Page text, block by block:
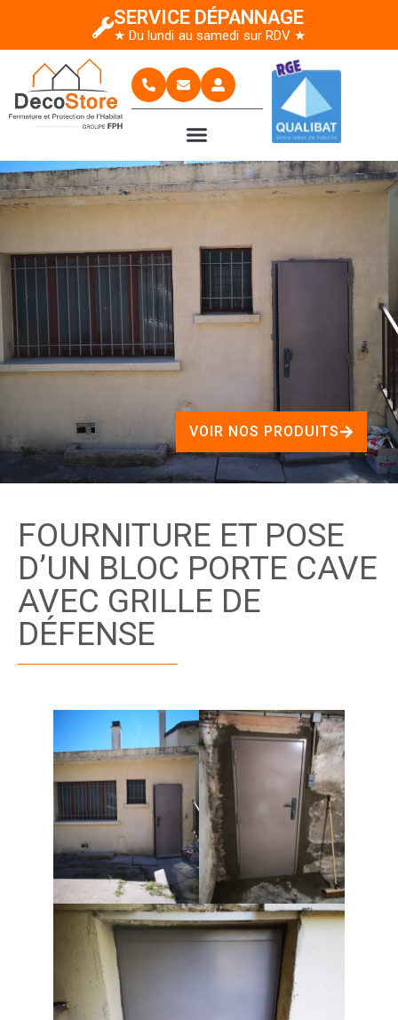
SERVICE DÉPANNAGE
★ Du lundi au samedi sur RDV ★
VOIR NOS PRODUITS
FOURNITURE ET POSE
D’UN BLOC PORTE CAVE
AVEC GRILLE DE
DÉFENSE